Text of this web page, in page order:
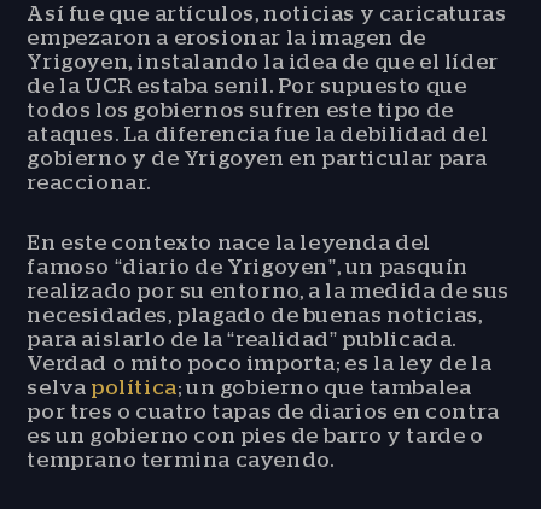
Así fue que artículos, noticias y caricaturas
empezaron a erosionar la imagen de
Yrigoyen, instalando la idea de que el líder
de la UCR estaba senil. Por supuesto que
todos los gobiernos sufren este tipo de
ataques. La diferencia fue la debilidad del
gobierno y de Yrigoyen en particular para
reaccionar.
En este contexto nace la leyenda del
famoso “diario de Yrigoyen”, un pasquín
realizado por su entorno, a la medida de sus
necesidades, plagado de buenas noticias,
para aislarlo de la “realidad” publicada.
Verdad o mito poco importa; es la ley de la
selva política; un gobierno que tambalea
por tres o cuatro tapas de diarios en contra
es un gobierno con pies de barro y tarde o
temprano termina cayendo.